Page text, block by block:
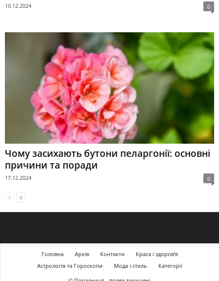
10.12.2024 0
Чому засихають бутони пеларгонії: основні
причини та поради
17.12.2024 0
Головна Архів Контакти
Краса і здоров’я
Астрологія та Гороскопи
Мода і стиль
Категорії